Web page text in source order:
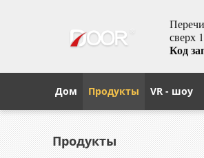
сверх
Код
Дом Продукты VR - шоу
Продукты